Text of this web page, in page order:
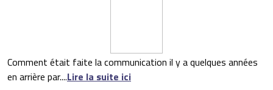
Comment était faite la communication il y a quelques années
en arrière par....Lire la suite ici